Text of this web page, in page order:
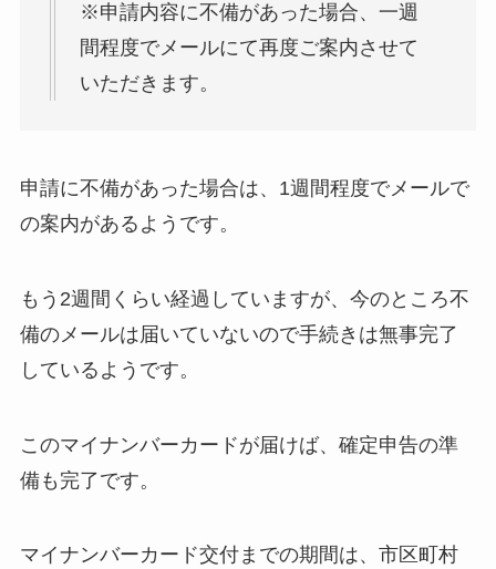
※申請内容に不備があった場合、一週
間程度でメールにて再度ご案内させて
いただきます。
申請に不備があった場合は、1週間程度でメールで
の案内があるようです。
もう2週間くらい経過していますが、今のところ不
備のメールは届いていないので手続きは無事完了
しているようです。
このマイナンバーカードが届けば、確定申告の準
備も完了です。
マイナンバーカード交付までの期間は、市区町村